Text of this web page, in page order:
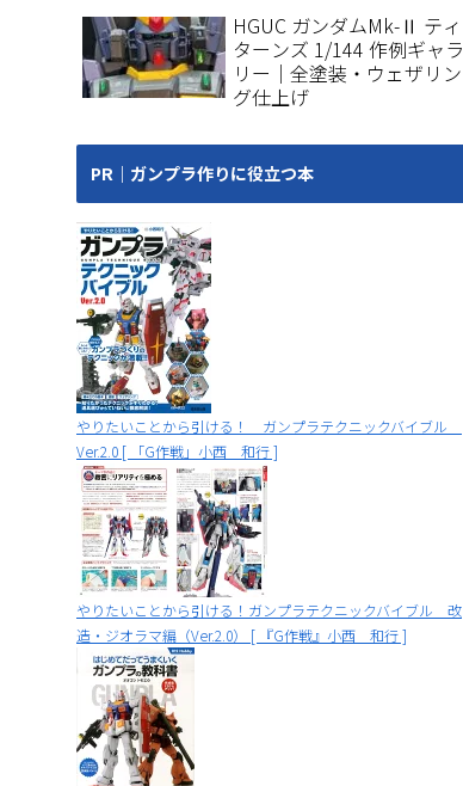
HGUC ガンダムMk-Ⅱ ティ
ターンズ 1/144 作例ギャラ
リー｜全塗装・ウェザリン
グ仕上げ
PR｜ガンプラ作りに役立つ本
やりたいことから引ける！ ガンプラテクニックバイブル
Ver.2.0 [ 「G作戦」小西 和行 ]
やりたいことから引ける！ガンプラテクニックバイブル 改
造・ジオラマ編（Ver.2.0） [ 『G作戦』小西 和行 ]